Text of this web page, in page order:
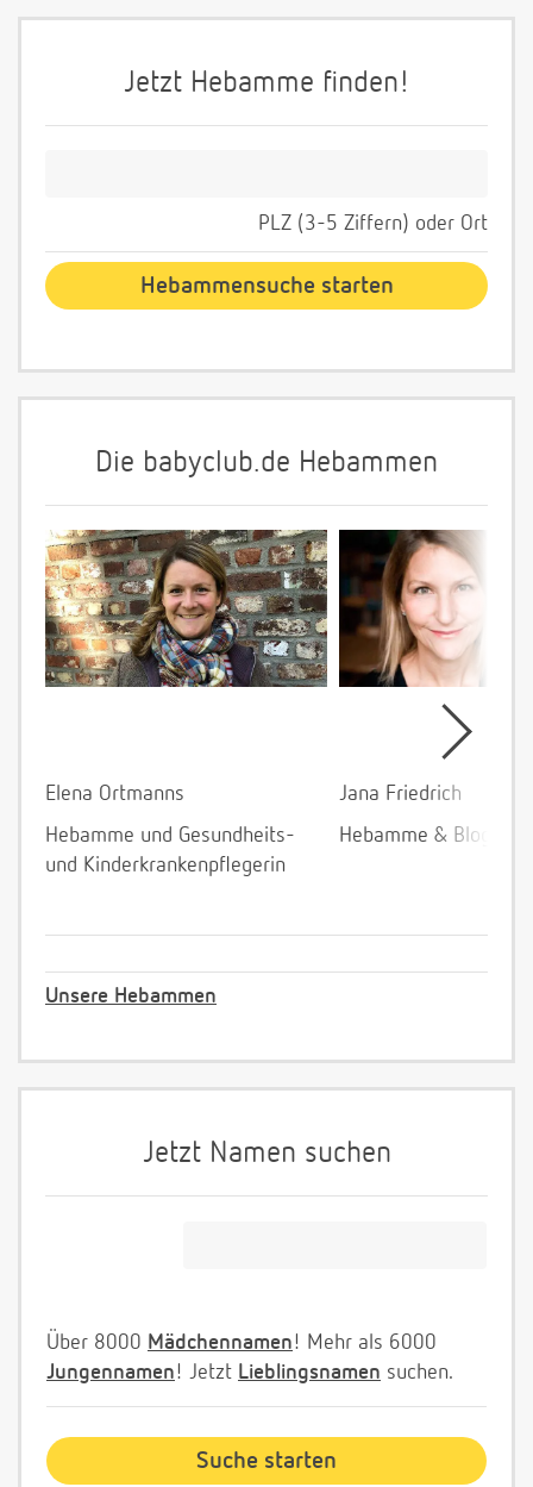
Jetzt Hebamme finden!
PLZ (3-5 Ziffern) oder Ort
Die babyclub.de Hebammen
Elena Ortmanns
Hebamme und Gesundheits-
und Kinderkrankenpflegerin
Jana Friedrich
Hebamme &
Unsere Hebammen
Jetzt Namen suchen
Über 8000 Mädchennamen! Mehr als 6000
Jungennamen! Jetzt Lieblingsnamen suchen.